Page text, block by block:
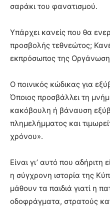
σαράκι του φανατισμού.
Υπάρχει κανείς που θα
προσβολής τεθνεώτος;
εκπρόσωπος της
Ο ποινικός κώδικας για
Όποιος προσβάλλει τη
κακόβουλη ή βάναυση
πλημελήμματος και
χρόνου».
Είναι γι’ αυτό που
η σύγχρονη ιστορία της
μάθουν τα παιδιά γιατί η
οδοφράγματα, στρατούς